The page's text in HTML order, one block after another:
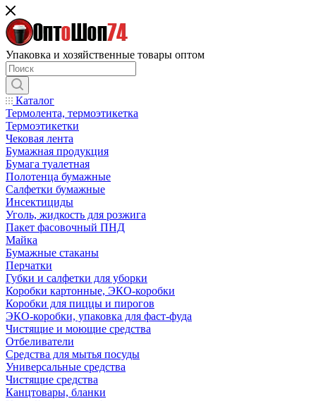
Упаковка и хозяйственные товары оптом
Каталог
Термолента, термоэтикетка
Термоэтикетки
Чековая лента
Бумажная продукция
Бумага туалетная
Полотенца бумажные
Салфетки бумажные
Инсектициды
Уголь, жидкость для розжига
Пакет фасовочный ПНД
Майка
Бумажные стаканы
Перчатки
Губки и салфетки для уборки
Коробки картонные, ЭКО-коробки
Коробки для пиццы и пирогов
ЭКО-коробки, упаковка для фаст-фуда
Чистящие и моющие средства
Отбеливатели
Средства для мытья посуды
Универсальные средства
Чистящие средства
Канцтовары, бланки